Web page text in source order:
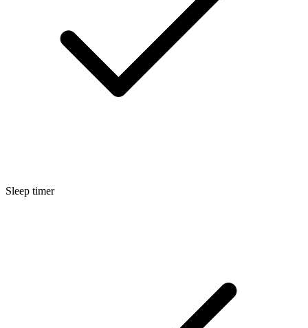
Sleep timer